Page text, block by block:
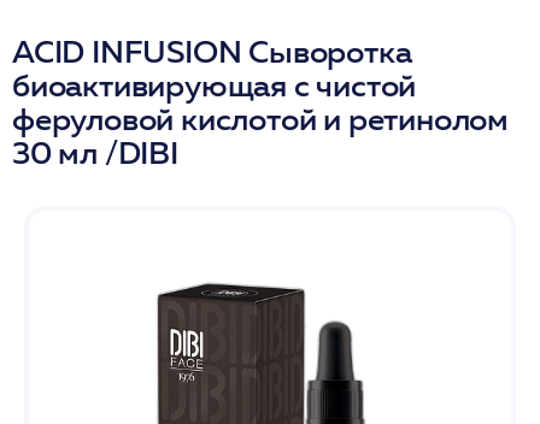
ACID INFUSION Сыворотка
биоактивирующая с чистой
феруловой кислотой и ретинолом
30 мл /DIBI